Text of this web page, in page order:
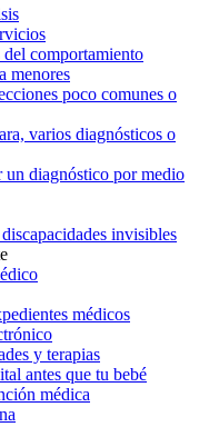
comportamiento
menores
poco comunes o
varios diagnósticos o
un diagnóstico por medio
invisibles
médicos
y terapias
antes que tu bebé
médica